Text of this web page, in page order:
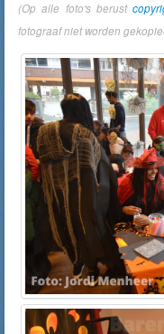
(Op alle foto's berust
fotograaf niet worden